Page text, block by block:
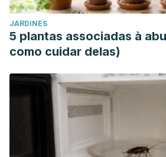
JARDINES
5 plantas associadas à
como cuidar delas)